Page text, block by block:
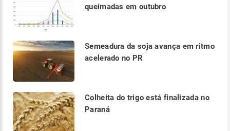
queimadas em outubro
Semeadura da soja avança em ritmo
acelerado no PR
Colheita do trigo está finalizada no
Paraná